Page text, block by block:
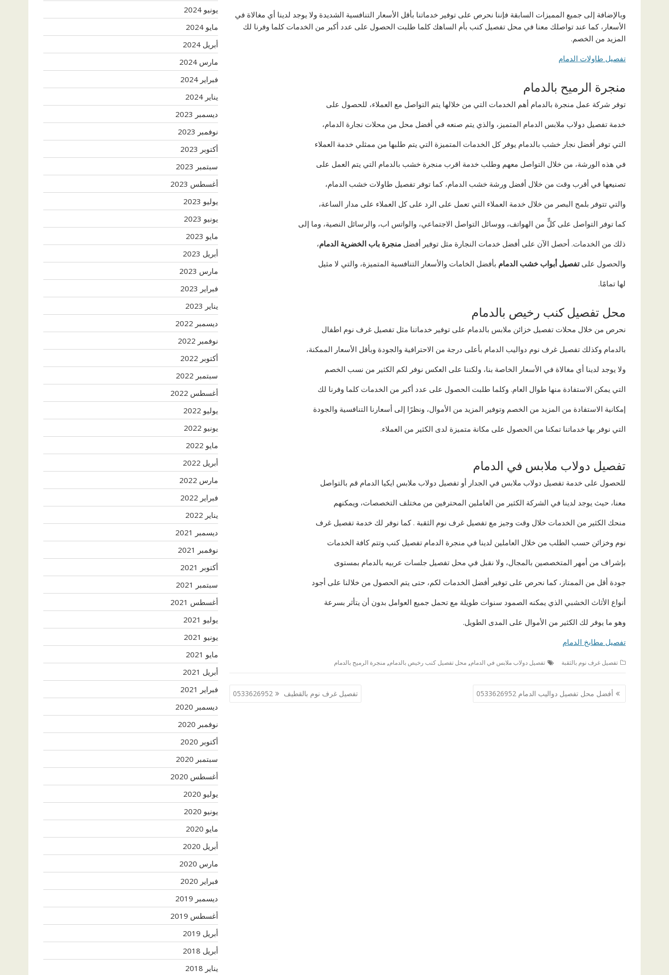
وبالإضافة إلى جميع المميزات السابقة فإننا نحرص على توفير خدماتنا بأقل الأسعار التنافسية الشديدة ولا يوجد لدينا أي مغالاة في
الأسعار، كما عند تواصلك معنا في محل تفصيل كنب بأم الساهك كلما طلبت الحصول على عدد أكبر من الخدمات كلما وفرنا لك
المزيد من الخصم.
تفصيل طاولات الدمام
منجرة الرميح بالدمام
توفر شركة عمل منجرة بالدمام أهم الخدمات التي من خلالها يتم التواصل مع العملاء، للحصول على
خدمة تفصيل دولاب ملابس الدمام المتميز، والذي يتم صنعه في أفضل محل من محلات نجارة الدمام،
التي توفر أفضل نجار خشب بالدمام يوفر كل الخدمات المتميزة التي يتم طلبها من ممثلي خدمة العملاء
في هذه الورشة، من خلال التواصل معهم وطلب خدمة اقرب منجرة خشب بالدمام التي يتم العمل على
تصنيعها في أقرب وقت من خلال أفضل ورشة خشب الدمام، كما توفر تفصيل طاولات خشب الدمام،
والتي تتوفر بلمح البصر من خلال خدمة العملاء التي تعمل على الرد على كل العملاء على مدار الساعة،
كما توفر التواصل على كلٍّ من الهواتف، ووسائل التواصل الاجتماعي، والواتس اب، والرسائل النصية، وما إلى
ذلك من الخدمات. أحصل الآن على أفضل خدمات النجارة مثل توفير أفضل منجرة باب الخضرية الدمام،
والحصول علىتفصيل أبواب خشب الدمام بأفضل الخامات والأسعار التنافسية المتميزة، والتي لا مثيل
لها تمامًا.
محل تفصيل كنب رخيص بالدمام
نحرص من خلال محلات تفصيل خزائن ملابس بالدمام على توفير خدماتنا مثل تفصيل غرف نوم اطفال
بالدمام وكذلك تفصيل غرف نوم دواليب الدمام بأعلى درجة من الاحترافية والجودة وبأقل الأسعار الممكنة،
ولا يوجد لدينا أي مغالاة في الأسعار الخاصة بنا، ولكننا على العكس نوفر لكم الكثير من نسب الخصم
التي يمكن الاستفادة منها طوال العام. وكلما طلبت الحصول على عدد أكبر من الخدمات كلما وفرنا لك
إمكانية الاستفادة من المزيد من الخصم وتوفير المزيد من الأموال، ونظرًا إلى أسعارنا التنافسية والجودة
التي نوفر بها خدماتنا تمكنا من الحصول على مكانة متميزة لدى الكثير من العملاء.
تفصيل دولاب ملابس في الدمام
للحصول على خدمة تفصيل دولاب ملابس في الجدار أو تفصيل دولاب ملابس ايكيا الدمام قم بالتواصل
معنا، حيث يوجد لدينا في الشركة الكثير من العاملين المحترفين من مختلف التخصصات، ويمكنهم
منحك الكثير من الخدمات خلال وقت وجيز مع تفصيل غرف نوم الثقبة . كما نوفر لك خدمة تفصيل غرف
نوم وخزائن حسب الطلب من خلال العاملين لدينا في منجرة الدمام تفصيل كنب وتتم كافة الخدمات
بإشراف من أمهر المتخصصين بالمجال، ولا نقبل في محل تفصيل جلسات عربيه بالدمام بمستوى
جودة أقل من الممتاز، كما نحرص على توفير أفضل الخدمات لكم، حتى يتم الحصول من خلالنا على أجود
أنواع الأثاث الخشبي الذي يمكنه الصمود سنوات طويلة مع تحمل جميع العوامل بدون أن يتأثر بسرعة
وهو ما يوفر لك الكثير من الأموال على المدى الطويل.
تفصيل مطابخ الدمام
تفصيل غرف نوم بالثقبة تفصيل دولاب ملابس في الدمام, محل تفصيل كنب رخيص بالدمام, منجرة الرميح بالدمام
تصفّح
المقالات
أفضل محل تفصيل دواليب الدمام 0533626952 تفصيل غرف نوم بالقطيف 0533626952
يونيو 2024
مايو 2024
أبريل 2024
مارس 2024
فبراير 2024
يناير 2024
ديسمبر 2023
نوفمبر 2023
أكتوبر 2023
سبتمبر 2023
أغسطس 2023
يوليو 2023
يونيو 2023
مايو 2023
أبريل 2023
مارس 2023
فبراير 2023
يناير 2023
ديسمبر 2022
نوفمبر 2022
أكتوبر 2022
سبتمبر 2022
أغسطس 2022
يوليو 2022
يونيو 2022
مايو 2022
أبريل 2022
مارس 2022
فبراير 2022
يناير 2022
ديسمبر 2021
نوفمبر 2021
أكتوبر 2021
سبتمبر 2021
أغسطس 2021
يوليو 2021
يونيو 2021
مايو 2021
أبريل 2021
فبراير 2021
ديسمبر 2020
نوفمبر 2020
أكتوبر 2020
سبتمبر 2020
أغسطس 2020
يوليو 2020
يونيو 2020
مايو 2020
أبريل 2020
مارس 2020
فبراير 2020
ديسمبر 2019
أغسطس 2019
أبريل 2019
أبريل 2018
يناير 2018